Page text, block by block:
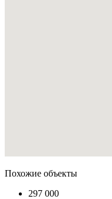
Похожие объекты
297 000